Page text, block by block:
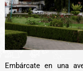
Embárcate en una